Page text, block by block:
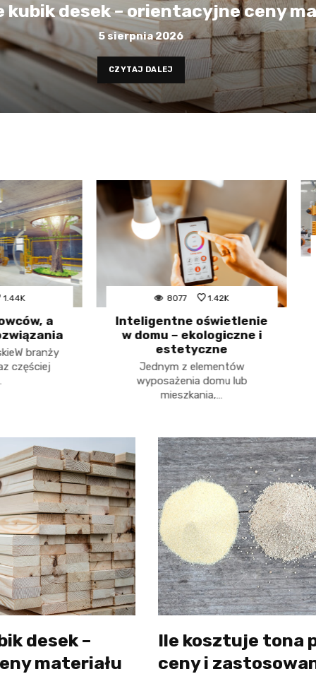
kubik desek – orientacyjne ceny
5 sierpnia 2026
CZYTAJ DALEJ
a
branży
8077 1.42K
Inteligentne oświetlenie
w domu – ekologiczne i
estetyczne
Jednym z elementów
wyposażenia domu lub
mieszkania,…
desek –
materiału
Ile kosztuje tona
ceny i